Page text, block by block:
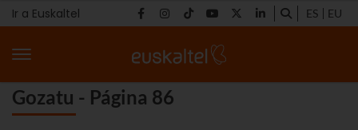
Ir a Euskaltel ES EU
Gozatu - Página 86